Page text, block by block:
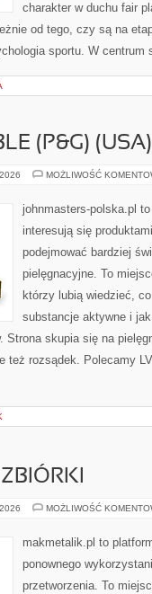
charakter w duchu fair
od tego, czy są na
sportu. W
(P&G) (USA)
MOŻLIWOŚĆ
johnmasters-polska.pl
interesują się
podejmować bardziej
pielęgnacyjne. To
którzy lubią wiedzieć, co
substancje aktywne i
Strona skupia się na
też rozsądek. Polecamy
MOŻLIWOŚĆ
makmetalik.pl to
ponownego
przetworzenia. To